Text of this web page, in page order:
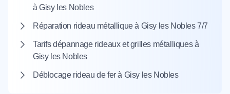
à Gisy les Nobles
Réparation rideau métallique à Gisy les Nobles 7/7
Tarifs dépannage rideaux et grilles métalliques à
Gisy les Nobles
Déblocage rideau de fer à Gisy les Nobles